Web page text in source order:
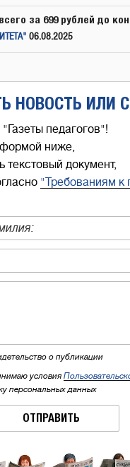
за 699 рублей до
06.08.2025
НОВОСТЬ ИЛИ
педагогов"!
формой ниже,
текстовый документ,
"Требованиям к
о публикации
условия
персональных данных
ОТПРАВИТЬ